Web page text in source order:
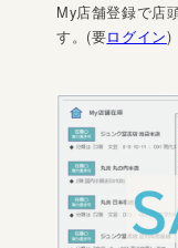
My店舗登録で店
す。(要ログイン)